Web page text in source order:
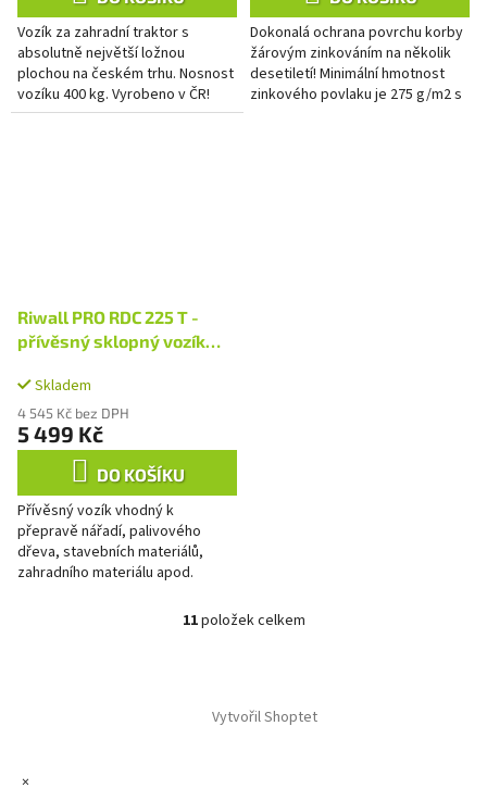
Vozík za zahradní traktor s
absolutně největší ložnou
plochou na českém trhu. Nosnost
vozíku 400 kg. Vyrobeno v ČR!
Dokonalá ochrana povrchu korby
žárovým zinkováním na několik
desetiletí! Minimální hmotnost
zinkového povlaku je 275 g/m2 s
Riwall PRO RDC 225 T -
přívěsný sklopný vozík
Skladem
4 545 Kč bez DPH
5 499 Kč
DO KOŠÍKU
Přívěsný vozík vhodný k
přepravě nářadí, palivového
dřeva, stavebních materiálů,
zahradního materiálu apod.
traktory nebo čtyřkolky pevná
O
d
11položek celkem
Vytvořil Shoptet
×